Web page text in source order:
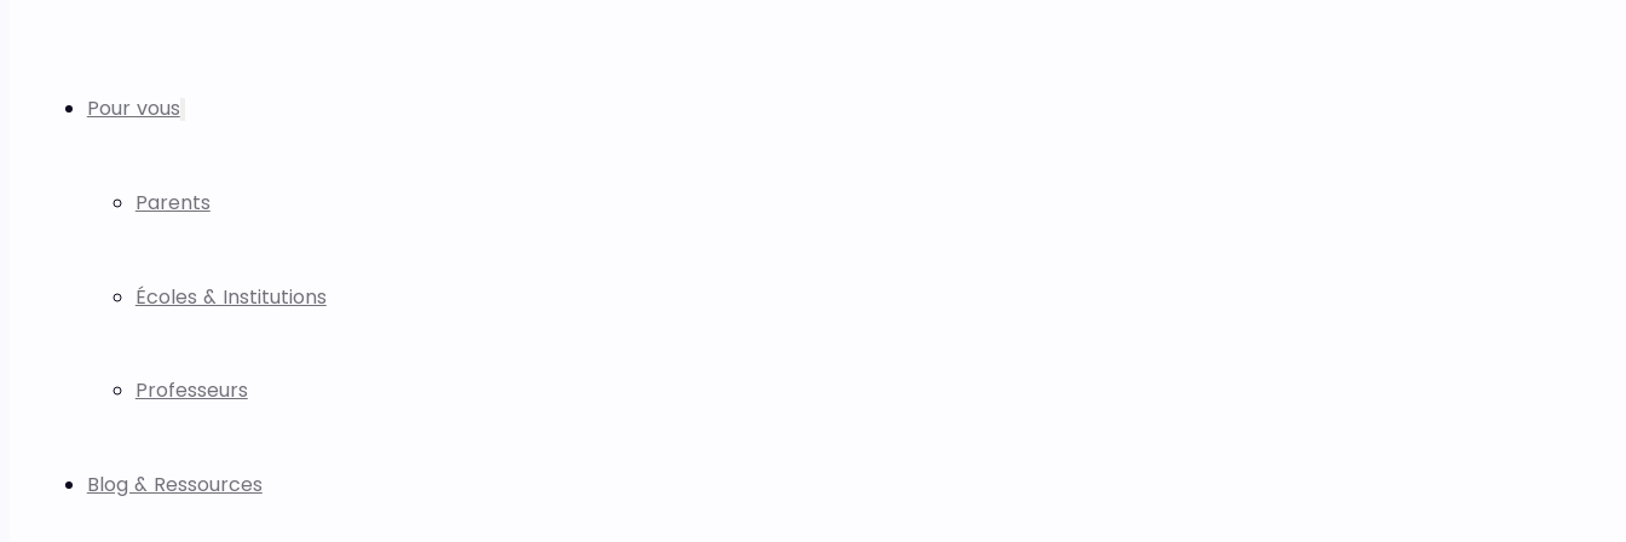
Pour vous
Parents
Écoles & Institutions
Professeurs
Blog & Ressources